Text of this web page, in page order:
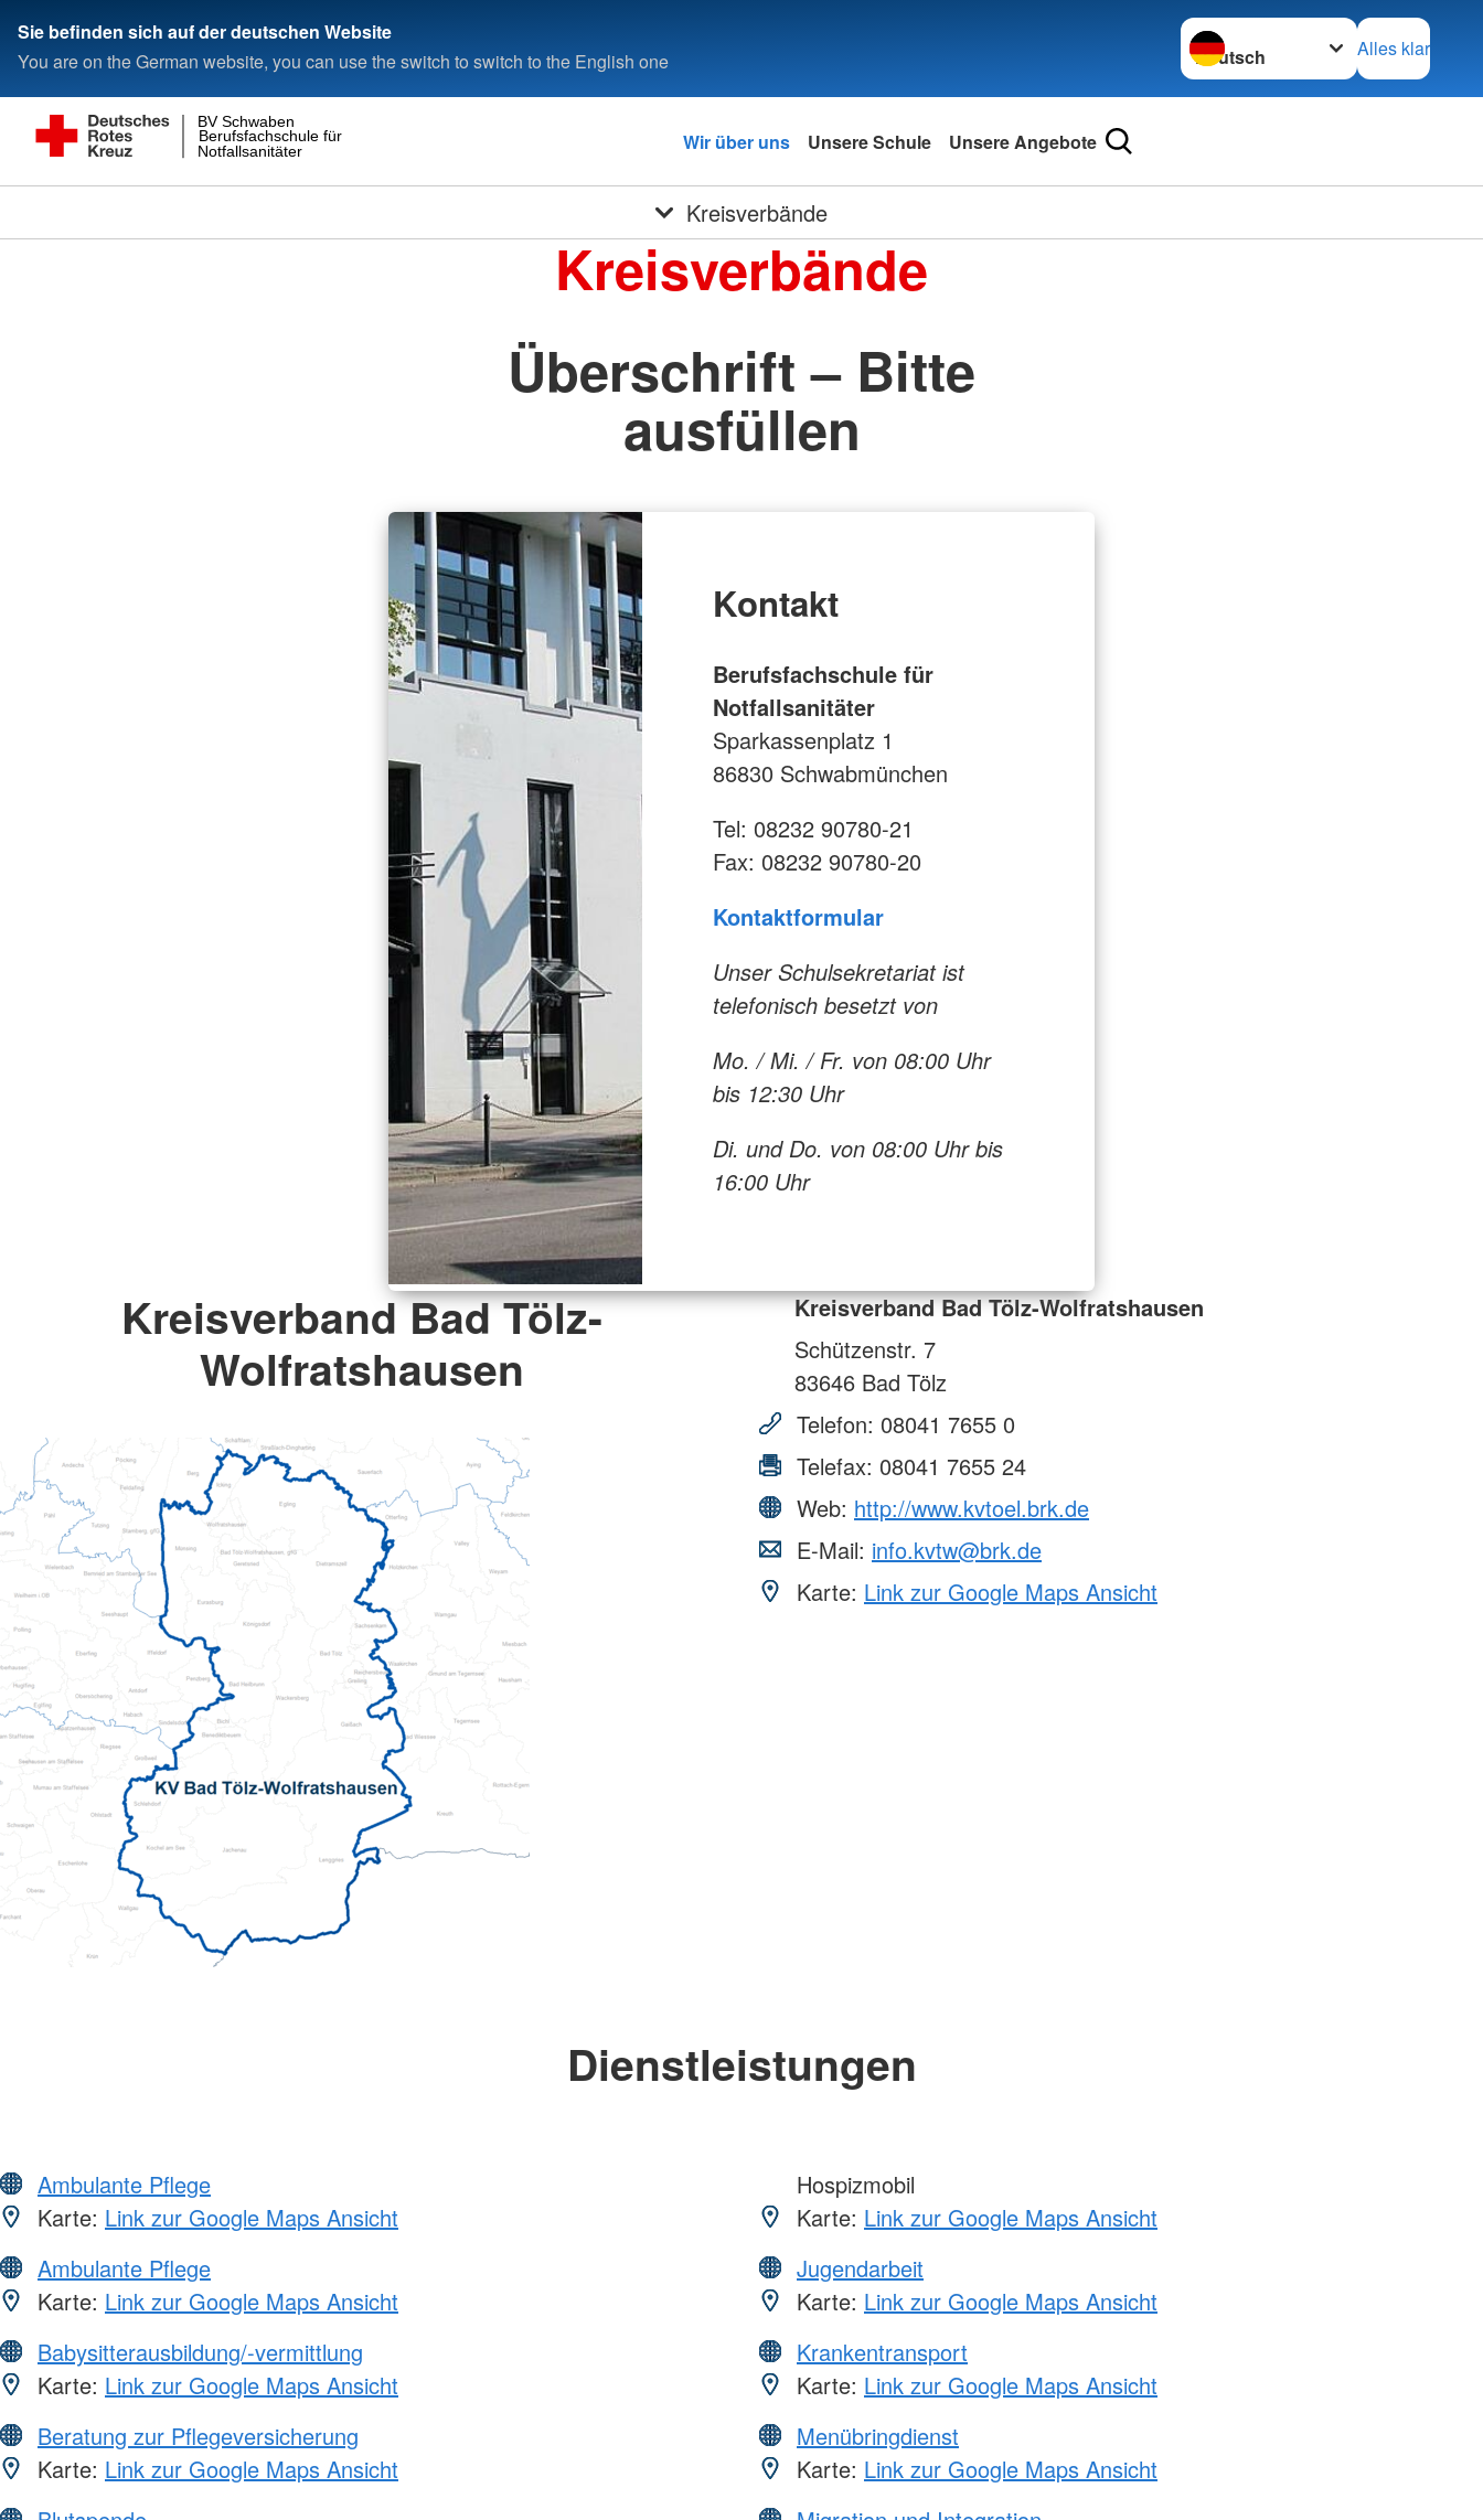
Sie befinden sich auf der deutschen Website
You are on the German website, you can use the switch to switch to the English one
Sprache wechseln zu
Alles klar
Notfallsanitäter
Berufsfachschule für
BV Schwaben
Wir über uns Unsere Schule Unsere Angebote
Kreisverbände
Kreisverbände
Überschrift – Bitte
ausfüllen
Kontakt
Berufsfachschule für
Notfallsanitäter
Sparkassenplatz 1
86830 Schwabmünchen
Tel: 08232 90780-21
Fax: 08232 90780-20
Kontaktformular
Unser Schulsekretariat ist
telefonisch besetzt von
Mo. / Mi. / Fr. von 08:00 Uhr
bis 12:30 Uhr
Di. und Do. von 08:00 Uhr bis
16:00 Uhr
Kreisverband Bad Tölz-
Wolfratshausen
Kreisverband Bad Tölz-Wolfratshausen
Schützenstr. 7
83646 Bad Tölz
Telefon: 08041 7655 0
Telefax: 08041 7655 24
Web: http://www.kvtoel.brk.de
E-Mail: info.kvtw@brk.de
Karte: Link zur Google Maps Ansicht
Dienstleistungen
Ambulante Pflege
Karte: Link zur Google Maps Ansicht
Ambulante Pflege
Karte: Link zur Google Maps Ansicht
Babysitterausbildung/-vermittlung
Karte: Link zur Google Maps Ansicht
Beratung zur Pflegeversicherung
Karte: Link zur Google Maps Ansicht
Hospizmobil
Karte: Link zur Google Maps Ansicht
Jugendarbeit
Karte: Link zur Google Maps Ansicht
Krankentransport
Karte: Link zur Google Maps Ansicht
Menübringdienst
Karte: Link zur Google Maps Ansicht